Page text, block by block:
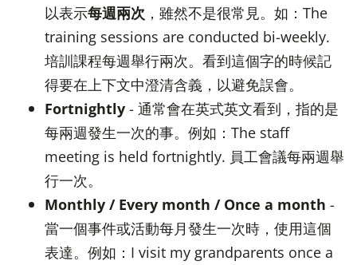
以表示每週兩次 ，雖然不是很常見。如：The
training sessions are conducted bi-weekly.
培訓課程每週舉行兩次。看到這個字的時候記
得要在上下文中澄清含義，以避免誤會。
Fortnightly - 通常會在英式英文看到，指的是
每兩週發生一次的事。例如：The staff
meeting is held fortnightly. 員工會議每兩週舉
行一次。
Monthly / Every month / Once a month -
當一個事件或活動每月發生一次時，使用這個
表達。例如：I visit my grandparents once a